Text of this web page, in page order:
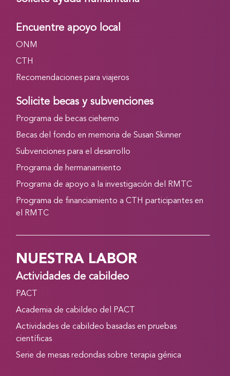
Encuentre apoyo local
ONM
CTH
Recomendaciones para viajeros
Solicite becas y subvenciones
Programa de becas ciehemo
Becas del fondo en memoria de Susan Skinner
Subvenciones para el desarrollo
Programa de hermanamiento
Programa de apoyo a la investigación del RMTC
Programa de financiamiento a CTH participantes en
el RMTC
NUESTRA LABOR
Actividades de cabildeo
PACT
Academia de cabildeo del PACT
Actividades de cabildeo basadas en pruebas
científicas
Serie de mesas redondas sobre terapia génica